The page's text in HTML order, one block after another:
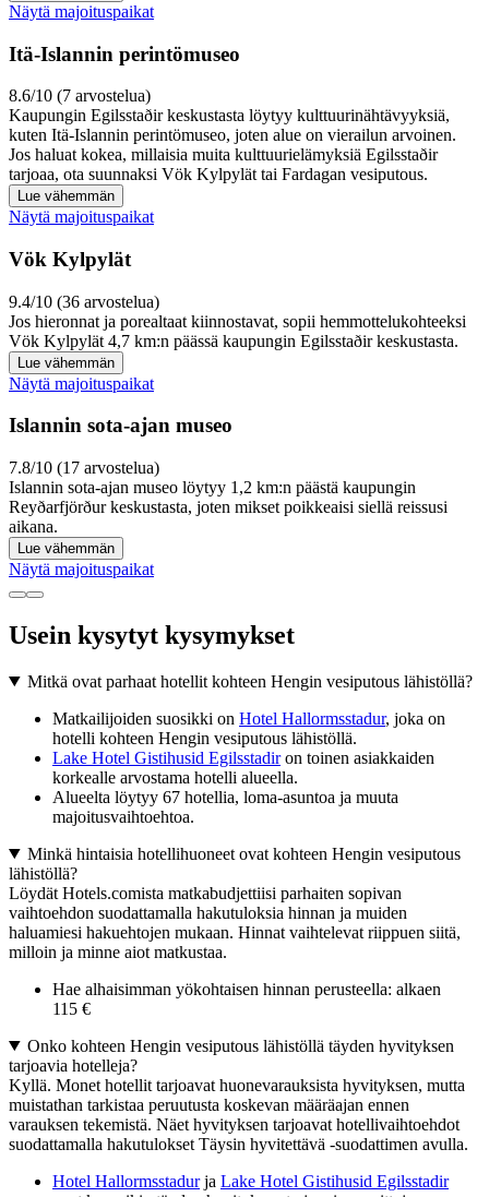
Näytä majoituspaikat
Itä-Islannin perintömuseo
8.6/10 (7 arvostelua)
Kaupungin Egilsstaðir keskustasta löytyy kulttuurinähtävyyksiä,
kuten Itä-Islannin perintömuseo, joten alue on vierailun arvoinen.
Jos haluat kokea, millaisia muita kulttuurielämyksiä Egilsstaðir
tarjoaa, ota suunnaksi Vök Kylpylät tai Fardagan vesiputous.
Lue vähemmän
Näytä majoituspaikat
Vök Kylpylät
9.4/10 (36 arvostelua)
Jos hieronnat ja porealtaat kiinnostavat, sopii hemmottelukohteeksi
Vök Kylpylät 4,7 km:n päässä kaupungin Egilsstaðir keskustasta.
Lue vähemmän
Näytä majoituspaikat
Islannin sota-ajan museo
7.8/10 (17 arvostelua)
Islannin sota-ajan museo löytyy 1,2 km:n päästä kaupungin
Reyðarfjörður keskustasta, joten mikset poikkeaisi siellä reissusi
aikana.
Lue vähemmän
Näytä majoituspaikat
Usein kysytyt kysymykset
Mitkä ovat parhaat hotellit kohteen Hengin vesiputous lähistöllä?
Matkailijoiden suosikki on Hotel Hallormsstadur, joka on
hotelli kohteen Hengin vesiputous lähistöllä.
Lake Hotel Gistihusid Egilsstadiron toinen asiakkaiden
korkealle arvostama hotelli alueella.
Alueelta löytyy 67 hotellia, loma-asuntoa ja muuta
majoitusvaihtoehtoa.
Minkä hintaisia hotellihuoneet ovat kohteen Hengin vesiputous
lähistöllä?
Löydät Hotels.comista matkabudjettiisi parhaiten sopivan
vaihtoehdon suodattamalla hakutuloksia hinnan ja muiden
haluamiesi hakuehtojen mukaan. Hinnat vaihtelevat riippuen siitä,
milloin ja minne aiot matkustaa.
Hae alhaisimman yökohtaisen hinnan perusteella: alkaen
115 €
Onko kohteen Hengin vesiputous lähistöllä täyden hyvityksen
tarjoavia hotelleja?
Kyllä. Monet hotellit tarjoavat huonevarauksista hyvityksen, mutta
muistathan tarkistaa peruutusta koskevan määräajan ennen
varauksen tekemistä. Näet hyvityksen tarjoavat hotellivaihtoehdot
suodattamalla hakutulokset Täysin hyvitettävä -suodattimen avulla.
Hotel Hallormsstadurja Lake Hotel Gistihusid Egilsstadir